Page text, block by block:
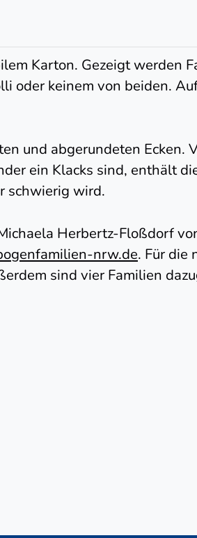
Karton. Gezeigt werden
oder keinem von beiden.
und abgerundeten Ecken.
ein Klacks sind, enthält
schwierig wird.
Herbertz-Floßdorf
nrw.de. Für die
sind vier Familien